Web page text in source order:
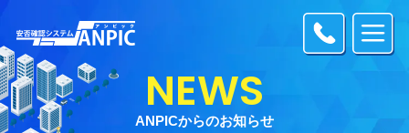
NEWS
ANPICからのお知らせ